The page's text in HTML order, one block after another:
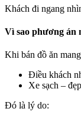
Khách đi ngang
Vì sao phương án
Khi bán đồ ăn
Điều khách
Xe sạch –
Đó là lý do: